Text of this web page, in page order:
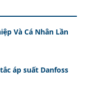
Và Cá Nhân Lần
áp suất Danfoss